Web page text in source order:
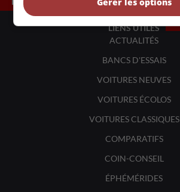
LIENS UTILES
ACTUALITÉS
BANCS D'ESSAIS
VOITURES NEUVES
VOITURES ÉCOLOS
VOITURES CLASSIQUES
COMPARATIFS
COIN-CONSEIL
ÉPHÉMÉRIDES